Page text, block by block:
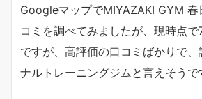
GoogleマップでMIYAZAKI GYM 春
コミを調べてみましたが、現時点で
ですが、高評価の口コミばかりで
ナルトレーニングジムと言えそうで